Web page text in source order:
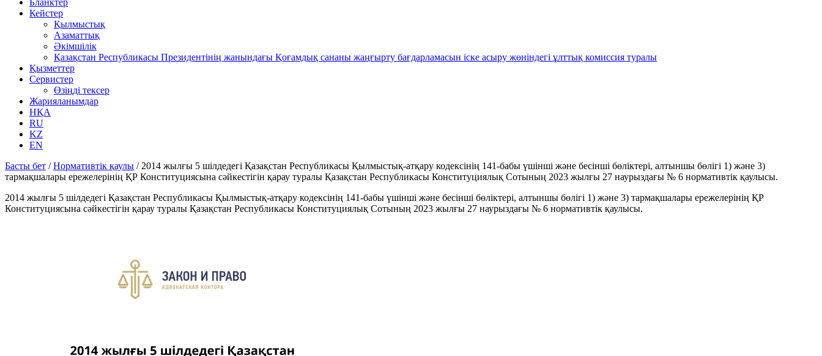
Бланктер
Кейстер
Қылмыстық
Азаматтық
Әкімшілік
Қазақстан Республикасы Президентінің жанындағы Қоғамдық сананы жаңғырту бағдарламасын іске асыру жөніндегі ұлттық комиссия туралы
Қызметтер
Сервистер
Өзіңді тексер
Жарияланымдар
НҚА
RU
KZ
EN
Басты бет /Нормативтік қаулы / 2014 жылғы 5 шілдедегі Қазақстан Республикасы Қылмыстық-атқару кодексінің 141-бабы үшінші және бесінші бөліктері, алтыншы бөлігі 1) және 3)
тармақшалары ережелерінің ҚР Конституциясына сәйкестігін қарау туралы Қазақстан Республикасы Конституциялық Сотының 2023 жылғы 27 наурыздағы № 6 нормативтік қаулысы.
2014 жылғы 5 шілдедегі Қазақстан Республикасы Қылмыстық-атқару кодексінің 141-бабы үшінші және бесінші бөліктері, алтыншы бөлігі 1) және 3) тармақшалары ережелерінің ҚР
Конституциясына сәйкестігін қарау туралы Қазақстан Республикасы Конституциялық Сотының 2023 жылғы 27 наурыздағы № 6 нормативтік қаулысы.